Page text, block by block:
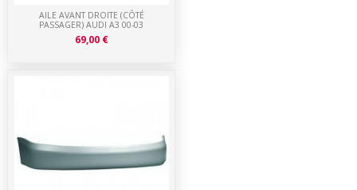
AILE AVANT DROITE (CÔTÉ
PASSAGER) AUDI A3 00-03
69,00 €